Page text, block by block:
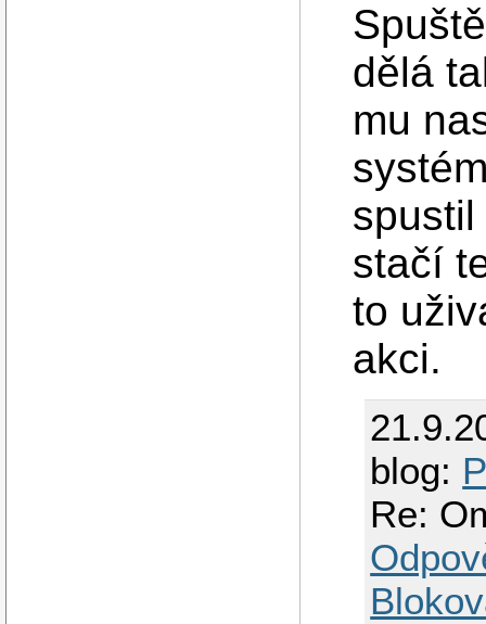
dělá
mu
stačí
to
akci.
blog:
Re: